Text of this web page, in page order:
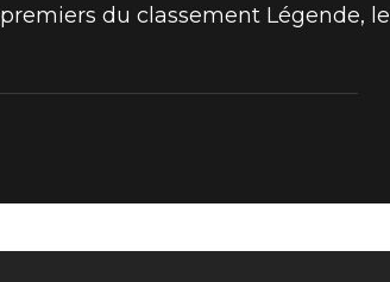
premiers du classement Légende,